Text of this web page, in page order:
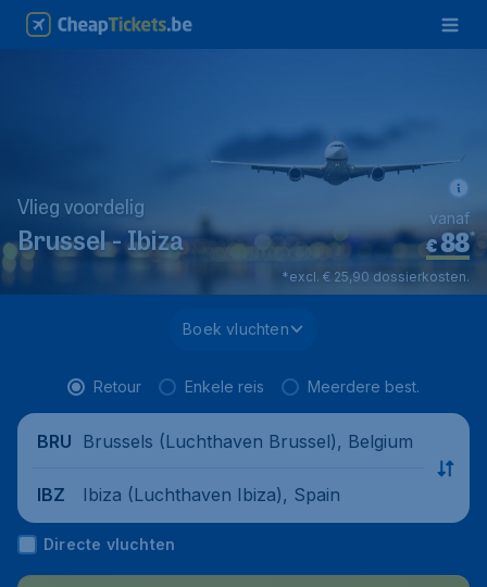
Vlieg voordelig
Brussel - Ibiza €88*
vanaf
*excl. € 25,90 dossierkosten.
Boek vluchten
Retour Enkele reis Meerdere best.
BRU Brussels (Luchthaven Brussel), Belgium
IBZ Ibiza (Luchthaven Ibiza), Spain
Directe vluchten